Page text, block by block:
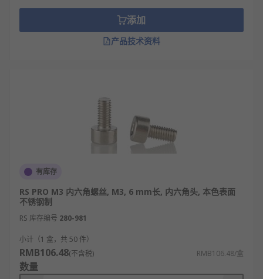
添加
产品技术资料
有库存
RS PRO M3 内六角螺丝, M3, 6 mm长, 内六角头, 本色表面
不锈钢制
RS 库存编号 280-981
小计（1 盒，共 50 件）
RMB106.48(不含税) RMB106.48/盒
数量